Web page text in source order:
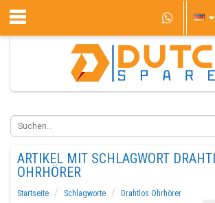
ARTIKEL MIT SCHLAGWORT
OHRHÖRER
Startseite Schlagworte
Drahtlos Ohrhörer